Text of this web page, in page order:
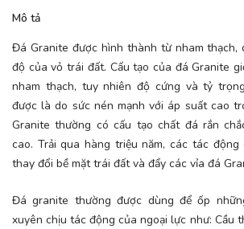
Mô tả
Đá Granite được hình thành từ nham thạch,
độ của vỏ trái đất. Cấu tạo của đá Granite
nham thạch, tuy nhiên độ cứng và tỷ
được là do sức nén mạnh với áp suất cao
Granite thường có cấu tạo chất đá rắn
cao. Trải qua hàng triệu năm, các tác
thay đổi bề mặt trái đất và đẩy các vỉa đá
Đá granite thường được dùng để ốp
xuyên chịu tác động của ngoại lực như: Cầu